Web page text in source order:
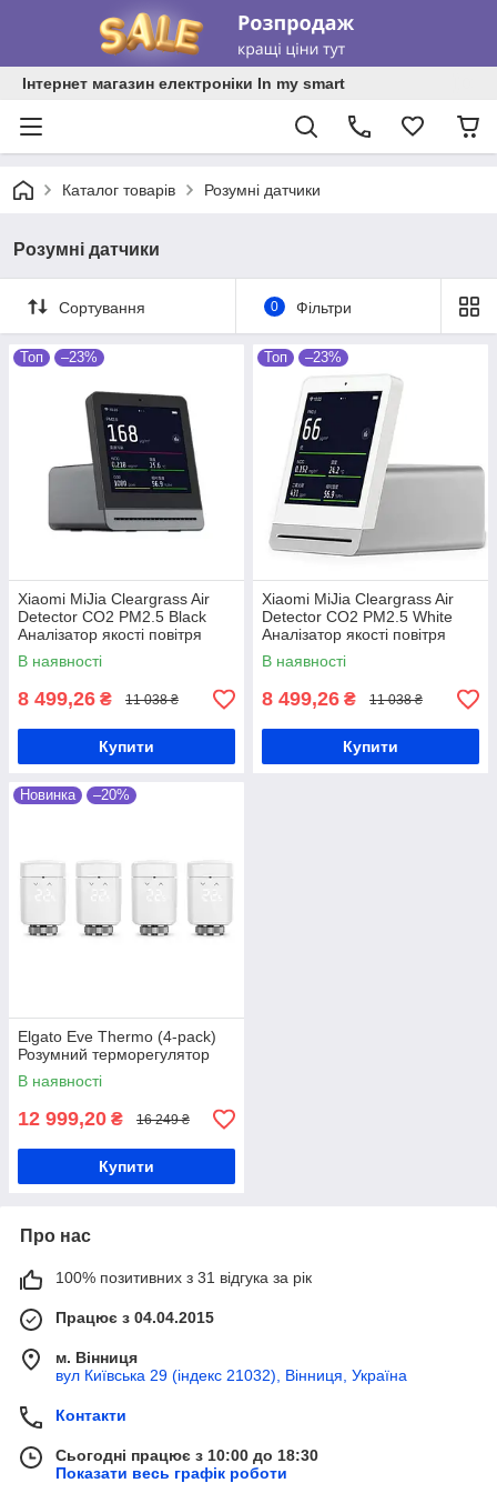
Інтернет магазин електроніки In my smart
Каталог товарів Розумні датчики
Розумні датчики
Сортування 0 Фільтри
Топ –23%
Xiaomi MiJia Cleargrass Air
Detector СО2 PM2.5 Black
Аналізатор якості повітря
В наявності
8 499,26 ₴ 11 038 ₴
Купити
Топ –23%
Xiaomi MiJia Cleargrass Air
Detector СО2 PM2.5 White
Аналізатор якості повітря
В наявності
8 499,26 ₴ 11 038 ₴
Купити
Новинка –20%
Elgato Eve Thermo (4-pack)
Розумний терморегулятор
В наявності
12 999,20 ₴ 16 249 ₴
Купити
Про нас
100% позитивних з 31 відгука за рік
Працює з 04.04.2015
м. Вінниця
вул Київська 29 (індекс 21032), Вінниця, Україна
Контакти
Сьогодні працює з 10:00 до 18:30
Показати весь графік роботи